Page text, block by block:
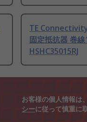
TE
固定抵抗器 巻
HSHC35015RJ
お客様の個人情報は
シーに従って慎重に